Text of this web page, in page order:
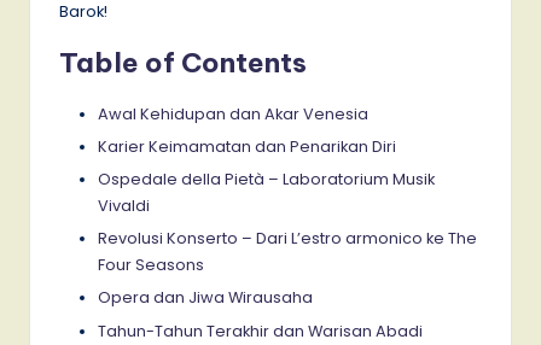
Barok!
Table of Contents
Awal Kehidupan dan Akar Venesia
Karier Keimamatan dan Penarikan Diri
Ospedale della Pietà – Laboratorium Musik
Vivaldi
Revolusi Konserto – Dari L’estro armonico ke The
Four Seasons
Opera dan Jiwa Wirausaha
Tahun-Tahun Terakhir dan Warisan Abadi